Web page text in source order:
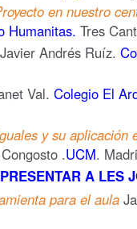
en nuestro
Humanitas. Tres
Javier Andrés Ruíz.
Val. Colegio El
y su aplicación
.UCM.
A LES
para el aula